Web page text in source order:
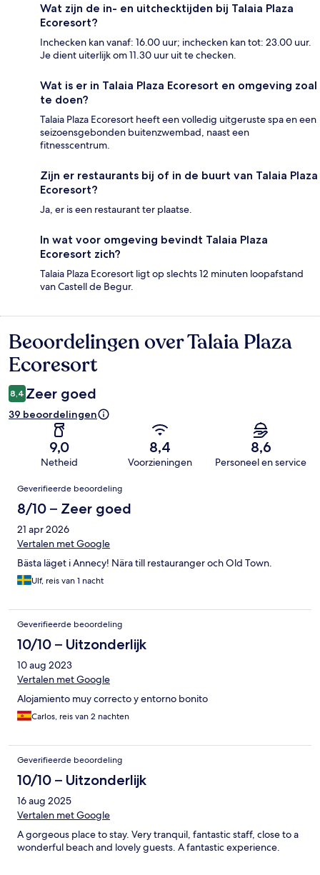
Wat zijn de in- en uitchecktijden bij Talaia Plaza
Ecoresort?
Inchecken kan vanaf: 16.00 uur; inchecken kan tot: 23.00 uur.
Je dient uiterlijk om 11.30 uur uit te checken.
Wat is er in Talaia Plaza Ecoresort en omgeving zoal
te doen?
Talaia Plaza Ecoresort heeft een volledig uitgeruste spa en een
seizoensgebonden buitenzwembad, naast een
fitnesscentrum.
Zijn er restaurants bij of in de buurt van Talaia Plaza
Ecoresort?
Ja, er is een restaurant ter plaatse.
In wat voor omgeving bevindt Talaia Plaza
Ecoresort zich?
Talaia Plaza Ecoresort ligt op slechts 12 minuten loopafstand
van Castell de Begur.
Beoordelingen
Beoordelingen over Talaia Plaza
Ecoresort
8,4 Zeer goed
39 beoordelingen
9,0
Netheid
8,4
Voorzieningen
8,6
Personeel en service
Beoordelingen
Geverifieerde beoordeling
8/10 – Zeer goed
21 apr 2026
Vertalen met Google
Bästa läget i Annecy! Nära till restauranger och Old Town.
Ulf, reis van 1 nacht
Geverifieerde beoordeling
10/10 – Uitzonderlijk
10 aug 2023
Vertalen met Google
Alojamiento muy correcto y entorno bonito
Carlos, reis van 2 nachten
Geverifieerde beoordeling
10/10 – Uitzonderlijk
16 aug 2025
Vertalen met Google
A gorgeous place to stay. Very tranquil, fantastic staff, close to a
wonderful beach and lovely guests. A fantastic experience.